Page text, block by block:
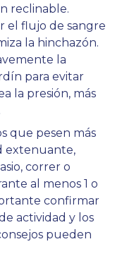
reclinable.
el flujo de sangre
la hinchazón.
la
para evitar
la presión, más
que pesen más
extenuante,
correr o
al menos 1 o
confirmar
actividad y los
pueden